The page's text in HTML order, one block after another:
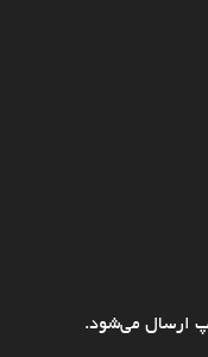
ارسال می‌شود.